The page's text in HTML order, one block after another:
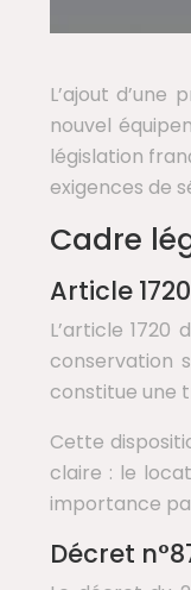
L’ajout
nouvel
législation
exigences de
Cadre
Article
L’article
conservation
constitue une
Cette
claire : le
importance
Décret